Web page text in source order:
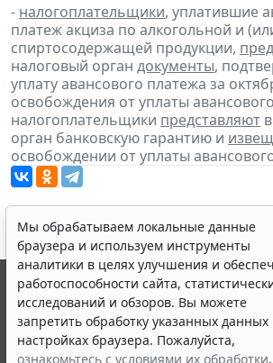
- налогоплательщики, уплатившие
платеж акциза по алкогольной и
спиртосодержащей продукции,
налоговый орган документы,
уплату авансового платежа за
освобождения от уплаты
налогоплательщики представляют
орган банковскую гарантию и
освобождении от уплаты
Мы обрабатываем локальные данные
браузера и используем инструменты
аналитики в целях улучшения и
работоспособности сайта,
исследований и обзоров. Вы можете
запретить обработку указанных данных
настройках браузера. Пожалуйста,
ознакомьтесь с условиями их обработки.
© ООО "НПП "ГАРАНТ-СЕРВИС", 2026.
выпускается с 1990 года. Компания
являются участниками Российской
информации ГАРАНТ.